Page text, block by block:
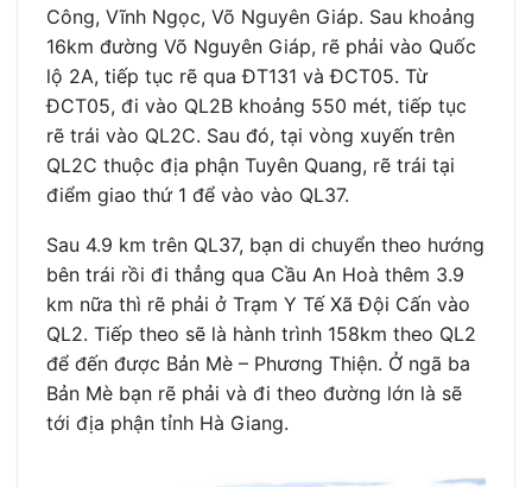
Công, Vĩnh Ngọc, Võ Nguyên Giáp. Sau khoảng
16km đường Võ Nguyên Giáp, rẽ phải vào Quốc
lộ 2A, tiếp tục rẽ qua ĐT131 và ĐCT05. Từ
ĐCT05, đi vào QL2B khoảng 550 mét, tiếp tục
rẽ trái vào QL2C. Sau đó, tại vòng xuyến trên
QL2C thuộc địa phận Tuyên Quang, rẽ trái tại
điểm giao thứ 1 để vào vào QL37.
Sau 4.9 km trên QL37, bạn di chuyển theo hướng
bên trái rồi đi thẳng qua Cầu An Hoà thêm 3.9
km nữa thì rẽ phải ở Trạm Y Tế Xã Đội Cấn vào
QL2. Tiếp theo sẽ là hành trình 158km theo QL2
để đến được Bản Mè – Phương Thiện. Ở ngã ba
Bản Mè bạn rẽ phải và đi theo đường lớn là sẽ
tới địa phận tỉnh Hà Giang.